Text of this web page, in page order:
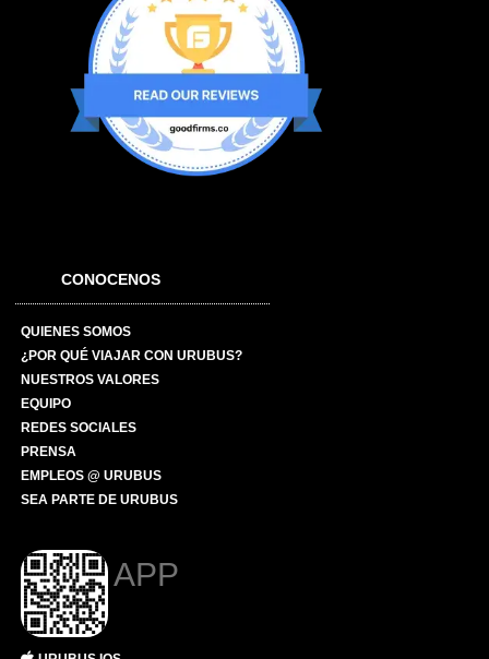
CONOCENOS
QUIENES SOMOS
¿POR QUÉ VIAJAR CON URUBUS?
NUESTROS VALORES
EQUIPO
REDES SOCIALES
PRENSA
EMPLEOS @ URUBUS
SEA PARTE DE URUBUS
APP